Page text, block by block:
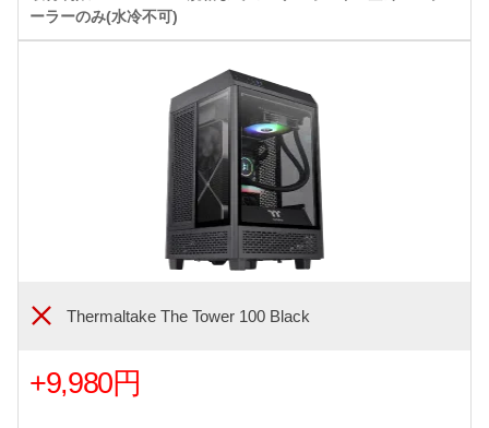
ーラーのみ(水冷不可)
Thermaltake The Tower 100 Black
+9,980円